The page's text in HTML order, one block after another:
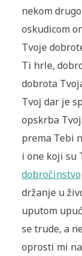
nekom
oskudicom
Tvoje
Ti hrle,
dobrota
Tvoj dar je
opskrba
prema Tebi
i one koji su
dobročinstvo
držanje u
uputom
se trude, a
oprosti mi